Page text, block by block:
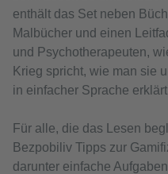
enthält das Set neben
Malbücher und einen
und Psychotherapeuten,
Krieg spricht, wie man sie
in einfacher Sprache
Für alle, die das Lesen
Bezpobiliv Tipps zur
darunter einfache